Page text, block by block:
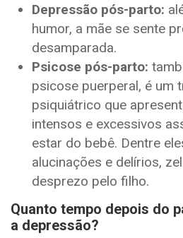
Depressão pós-parto:
humor, a mãe se sente
desamparada.
Psicose pós-parto:
psicose puerperal, é um
psiquiátrico que
intensos e excessivos
estar do bebê. Dentre
alucinações e delírios,
desprezo pelo filho.
Quanto tempo depois do
a depressão?